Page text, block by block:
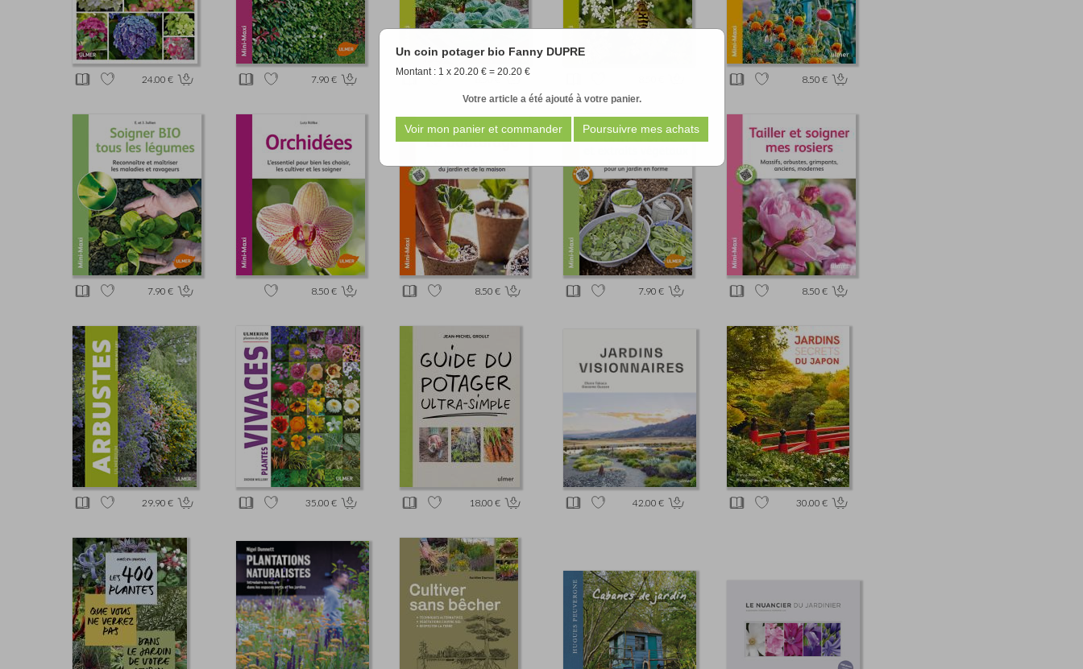
Un coin potager bio Fanny DUPRE
Montant : 1 x 20.20 € = 20.20 €
Votre article a été ajouté à votre panier.
24.00 € 7.90 € 8.50 €
7.90 € 8.50 € 8.50 € 7.90 € 8.50 €
29.90 € 35.00 € 18.00 € 42.00 € 30.00 €